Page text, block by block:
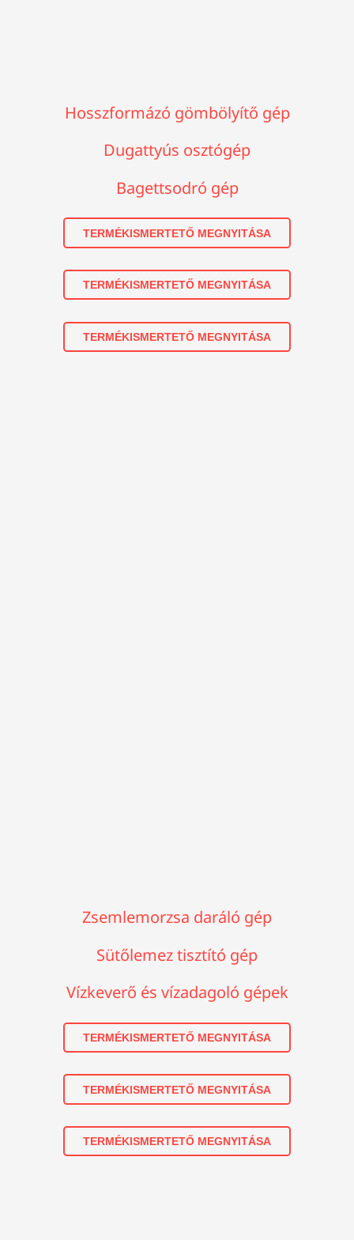
Hosszformázó gömbölyítő gép
Dugattyús osztógép
Bagettsodró gép
TERMÉKISMERTETŐ MEGNYITÁSA
TERMÉKISMERTETŐ MEGNYITÁSA
TERMÉKISMERTETŐ MEGNYITÁSA
Zsemlemorzsa daráló gép
Sütőlemez tisztító gép
Vízkeverő és vízadagoló gépek
TERMÉKISMERTETŐ MEGNYITÁSA
TERMÉKISMERTETŐ MEGNYITÁSA
TERMÉKISMERTETŐ MEGNYITÁSA